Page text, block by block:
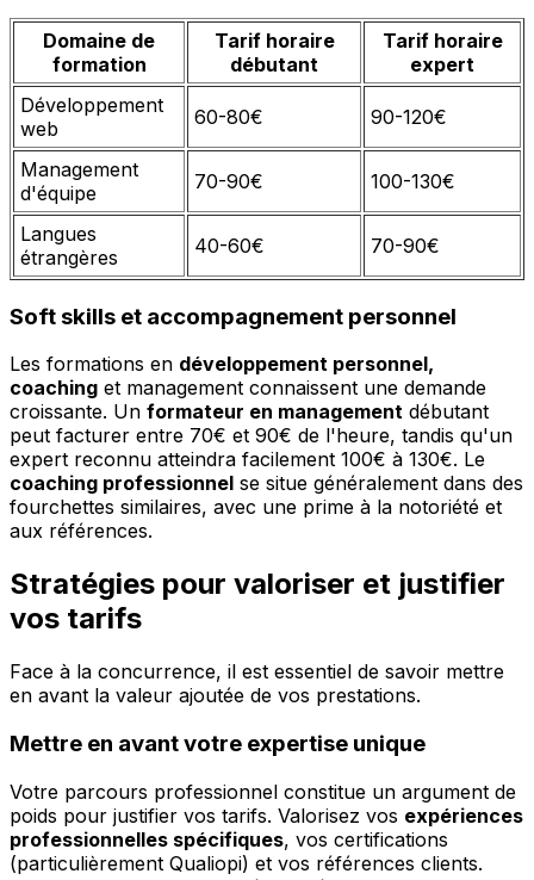
Domaine de
formation
Tarif horaire
débutant
Tarif horaire
expert
Développement
web
60-80€ 90-120€
Management
d'équipe
70-90€ 100-130€
Langues
étrangères
40-60€ 70-90€
Soft skills et accompagnement personnel
Les formations en développement personnel,
coaching et management connaissent une demande
croissante. Un formateur en management débutant
peut facturer entre 70€ et 90€ de l'heure, tandis qu'un
expert reconnu atteindra facilement 100€ à 130€. Le
coaching professionnel se situe généralement dans des
fourchettes similaires, avec une prime à la notoriété et
aux références.
Stratégies pour valoriser et justifier
vos tarifs
Face à la concurrence, il est essentiel de savoir mettre
en avant la valeur ajoutée de vos prestations.
Mettre en avant votre expertise unique
Votre parcours professionnel constitue un argument de
poids pour justifier vos tarifs. Valorisez vos expériences
professionnelles spécifiques, vos certifications
(particulièrement Qualiopi) et vos références clients.